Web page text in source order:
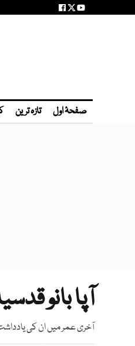
صفحۂ اول تازہ ترین
آپا بانو
آخری عمر میں ان کی یادداشت